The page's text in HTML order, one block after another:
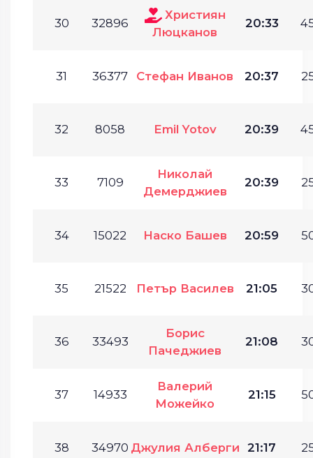
30 32896
Християн
Люцканов
20:33
31 36377 Стефан Иванов 20:37
32 8058 Emil Yotov 20:39
33 7109
Николай
Демерджиев
20:39
34 15022 Наско Башев 20:59
35 21522 Петър Василев 21:05
36 33493
Борис
Пачеджиев
21:08
37 14933
Валерий
Можейко
21:15
38 34970 Джулия Алберги 21:17